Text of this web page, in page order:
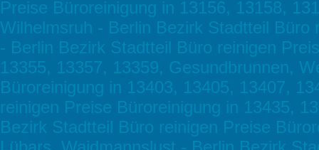
Preise Büroreinigung in 13156, 13158,
Wilhelmsruh - Berlin Bezirk Stadtteil
- Berlin Bezirk Stadtteil Büro reinigen
13355, 13357, 13359, Gesundbrunnen,
Büroreinigung in 13403, 13405, 13407,
reinigen Preise Büroreinigung in 13435,
Bezirk Stadtteil Büro reinigen Preise